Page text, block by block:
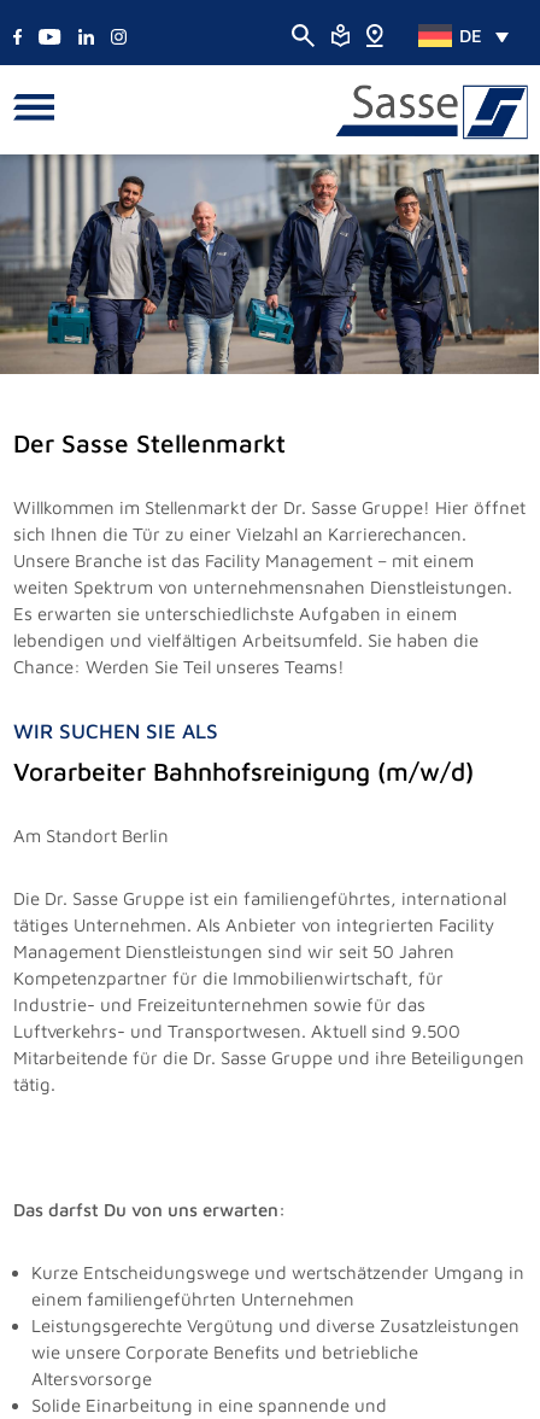
DE
Der Sasse Stellenmarkt
Willkommen im Stellenmarkt der Dr. Sasse Gruppe! Hier öffnet
sich Ihnen die Tür zu einer Vielzahl an Karrierechancen.
Unsere Branche ist das Facility Management – mit einem
weiten Spektrum von unternehmensnahen Dienstleistungen.
Es erwarten sie unterschiedlichste Aufgaben in einem
lebendigen und vielfältigen Arbeitsumfeld. Sie haben die
Chance: Werden Sie Teil unseres Teams!
WIR SUCHEN SIE ALS
Vorarbeiter Bahnhofsreinigung (m/w/d)
Am Standort Berlin
Die Dr. Sasse Gruppe ist ein familiengeführtes, international
tätiges Unternehmen. Als Anbieter von integrierten Facility
Management Dienstleistungen sind wir seit 50 Jahren
Kompetenzpartner für die Immobilienwirtschaft, für
Industrie- und Freizeitunternehmen sowie für das
Luftverkehrs- und Transportwesen. Aktuell sind 9.500
Mitarbeitende für die Dr. Sasse Gruppe und ihre Beteiligungen
tätig.
Das darfst Du von uns erwarten:
Kurze Entscheidungswege und wertschätzender Umgang in
einem familiengeführten Unternehmen
Leistungsgerechte Vergütung und diverse Zusatzleistungen
wie unsere Corporate Benefits und betriebliche
Altersvorsorge
Solide Einarbeitung in eine spannende und